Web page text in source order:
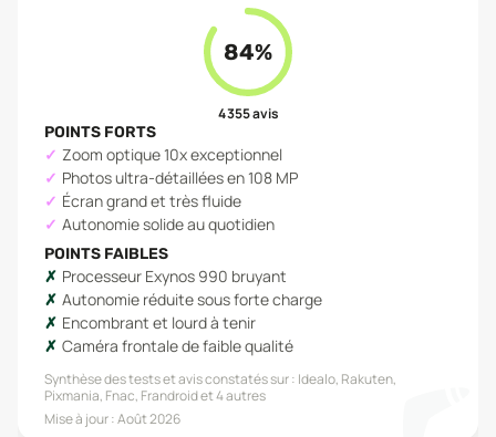
84%
4 355avis
POINTS FORTS
Zoom optique 10x exceptionnel
Photos ultra-détaillées en 108 MP
Écran grand et très fluide
Autonomie solide au quotidien
POINTS FAIBLES
Processeur Exynos 990 bruyant
Autonomie réduite sous forte charge
Encombrant et lourd à tenir
Caméra frontale de faible qualité
Synthèse des tests et avis constatés sur : Idealo, Rakuten,
Pixmania, Fnac, Frandroidet 4 autres
Mise à jour :Août 2026